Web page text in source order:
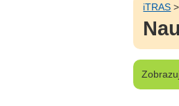
iTRAS >